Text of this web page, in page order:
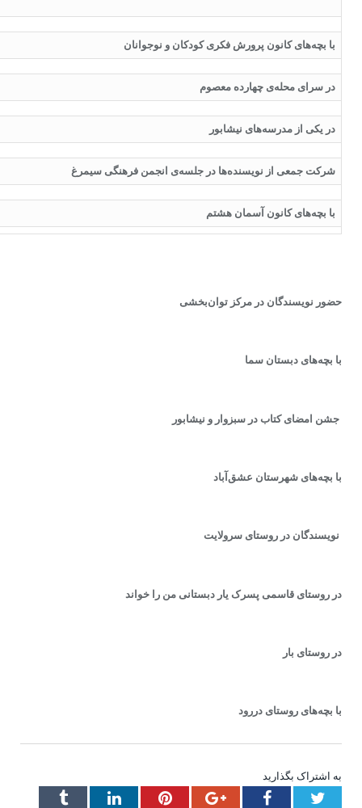
با بچه‌های کانون پرورش فکری کودکان و نوجوانان
در سرای محله‌ی چهارده معصوم
در یکی از مدرسه‌های نیشابور
شرکت جمعی از نویسنده‌ها در جلسه‌ی انجمن فرهنگی سیمرغ
با بچه‌های کانون آسمان هشتم
حضور نویسندگان در مرکز توان‌بخشی
با بچه‌های دبستان سما
جشن امضای کتاب در سبزوار و نیشابور
با بچه‌های شهرستان عشق‌آباد
نویسندگان در روستای سرولایت
در روستای قاسمی پسرک یار دبستانی من را خواند
در روستای بار
با بچه‌های روستای دررود
به اشتراک بگذارید
Twitter
Facebook
Google+
Pinterest
LinkedIn
Tumblr